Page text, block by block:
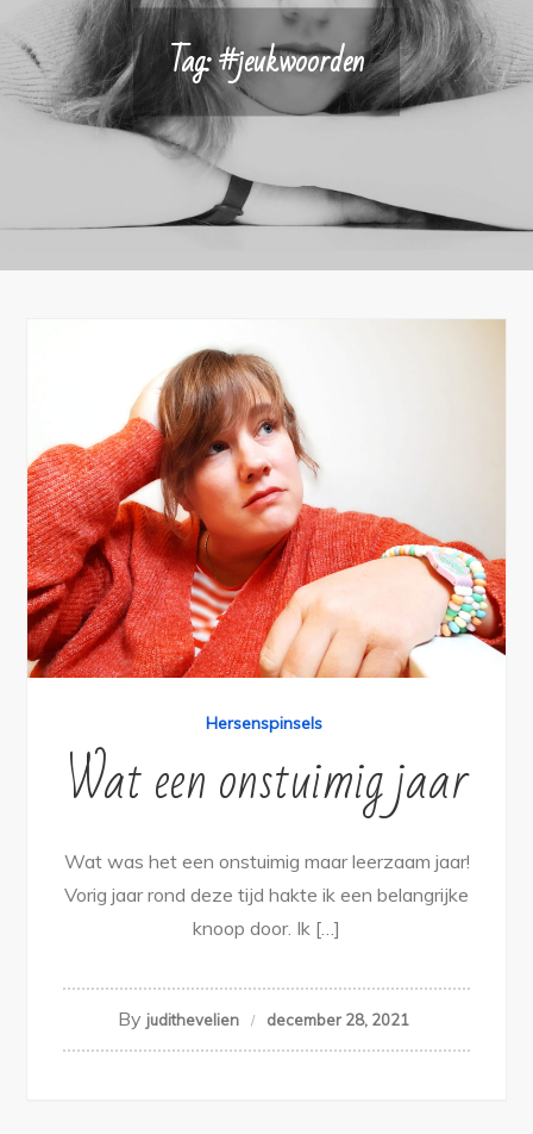
Tag:#jeukwoorden
Hersenspinsels
Wat een onstuimig jaar
Wat was het een onstuimig maar leerzaam jaar!
Vorig jaar rond deze tijd hakte ik een belangrijke
knoop door. Ik […]
By judithevelien december 28, 2021